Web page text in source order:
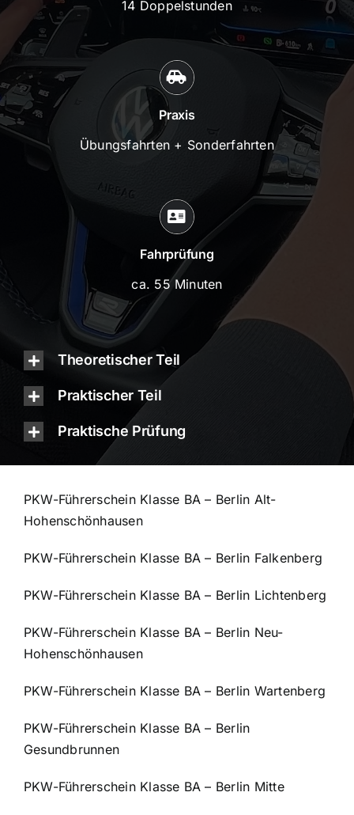
14 Doppelstunden
Praxis
Übungsfahrten + Sonderfahrten
Fahrprüfung
ca. 55 Minuten
Theoretischer Teil
Praktischer Teil
Praktische Prüfung
PKW-Führerschein Klasse BA – Berlin Alt-
Hohenschönhausen
PKW-Führerschein Klasse BA – Berlin Falkenberg
PKW-Führerschein Klasse BA – Berlin Lichtenberg
PKW-Führerschein Klasse BA – Berlin Neu-
Hohenschönhausen
PKW-Führerschein Klasse BA – Berlin Wartenberg
PKW-Führerschein Klasse BA – Berlin
Gesundbrunnen
PKW-Führerschein Klasse BA – Berlin Mitte